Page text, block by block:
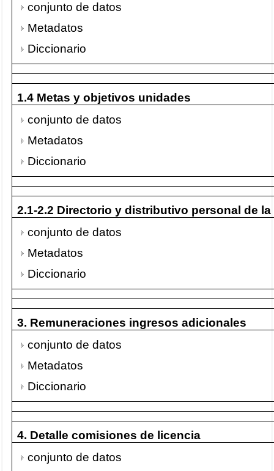
conjunto de datos
Metadatos
Diccionario
1.4 Metas y objetivos unidades
conjunto de datos
Metadatos
Diccionario
2.1-2.2 Directorio y distributivo personal de
conjunto de datos
Metadatos
Diccionario
3. Remuneraciones ingresos adicionales
conjunto de datos
Metadatos
Diccionario
4. Detalle comisiones de licencia
conjunto de datos